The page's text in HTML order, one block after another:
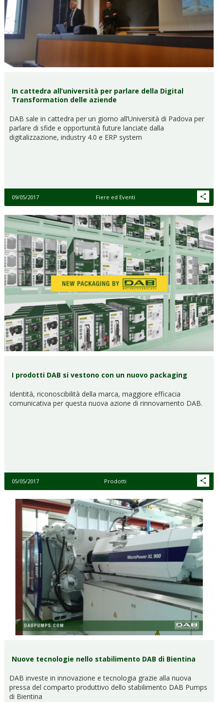
In cattedra all’università per parlare della Digital
Transformation delle aziende
DAB sale in cattedra per un giorno all’Università di Padova per
parlare di sfide e opportunità future lanciate dalla
digitalizzazione, industry 4.0 e ERP system
09/05/2017 Fiere ed Eventi
I prodotti DAB si vestono con un nuovo packaging
Identità, riconoscibilità della marca, maggiore efficacia
comunicativa per questa nuova azione di rinnovamento DAB.
05/05/2017 Prodotti
Nuove tecnologie nello stabilimento DAB di Bientina
DAB investe in innovazione e tecnologia grazie alla nuova
pressa del comparto produttivo dello stabilimento DAB Pumps
di Bientina